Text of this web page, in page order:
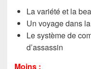
La variété et la
Un voyage dans
Le système de
d’assassin
Moins :